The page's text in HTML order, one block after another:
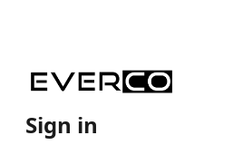
Sign in